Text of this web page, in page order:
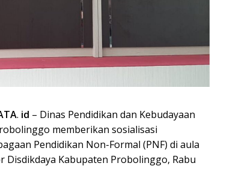
. id – Dinas Pendidikan dan Kebudayaan
memberikan sosialisasi
Pendidikan Non-Formal (PNF) di aula
Disdikdaya Kabupaten Probolinggo, Rabu